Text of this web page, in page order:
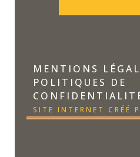
MENTIONS
POLITIQUES DE
SITE INTERNET CRÉÉ